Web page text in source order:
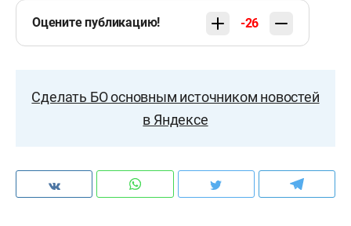
Оцените публикацию! -26
Сделать БО основным источником новостей
в Яндексе